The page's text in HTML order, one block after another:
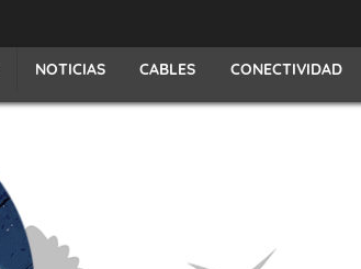
NOTICIAS CABLES CONECTIVIDAD